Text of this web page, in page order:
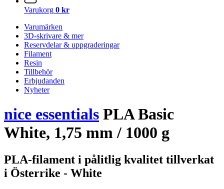
Varukorg 0 kr
Varumärken
3D-skrivare & mer
Reservdelar & uppgraderingar
Filament
Resin
Tillbehör
Erbjudanden
Nyheter
nice essentials PLA Basic
White, 1,75 mm / 1000 g
PLA-filament i pålitlig kvalitet tillverkat
i Österrike - White